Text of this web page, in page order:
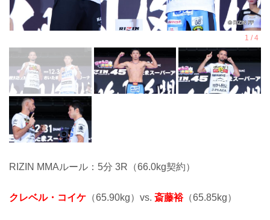
RIZIN MMAルール：5分 3R（66.0kg契約）
クレベル・コイケ （65.90kg）vs.斎藤裕（65.85kg）